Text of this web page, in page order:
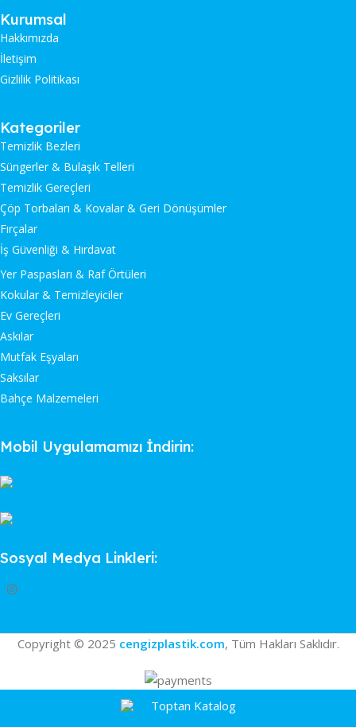
Kurumsal
Hakkımızda
İletişim
Gizlilik Politikası
Kategoriler
Temizlik Bezleri
Süngerler & Bulaşık Telleri
Temizlik Gereçleri
Çöp Torbaları & Kovalar & Geri Dönüşümler
Fırçalar
İş Güvenliği & Hırdavat
Yer Paspasları & Raf Örtüleri
Kokular & Temizleyiciler
Ev Gereçleri
Askılar
Mutfak Eşyaları
Saksılar
Bahçe Malzemeleri
Mobil Uygulamamızı İndirin:
Sosyal Medya Linkleri:
Copyright © 2025 cengizplastik.com, Tüm Hakları Saklıdır.
Toptan Katalog